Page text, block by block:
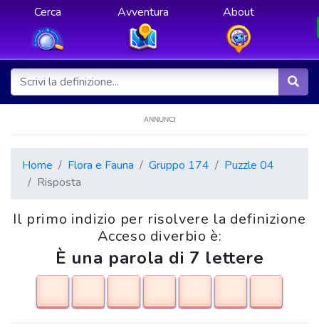
Cerca Avventura About
ANNUNCI
Home Flora e Fauna Gruppo 174
Puzzle 04
Risposta
Il primo indizio per risolvere la definizione
Acceso diverbio è:
È una parola di 7 lettere